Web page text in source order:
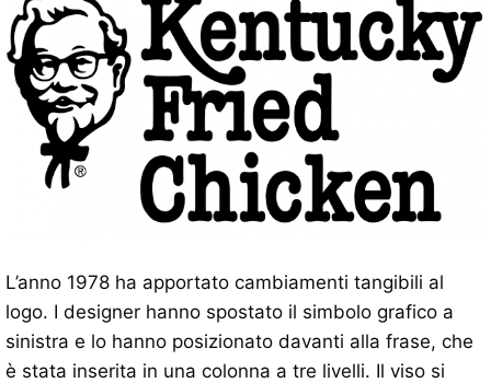
L’anno 1978 ha apportato cambiamenti tangibili al
logo. I designer hanno spostato il simbolo grafico a
sinistra e lo hanno posizionato davanti alla frase, che
è stata inserita in una colonna a tre livelli. Il viso si